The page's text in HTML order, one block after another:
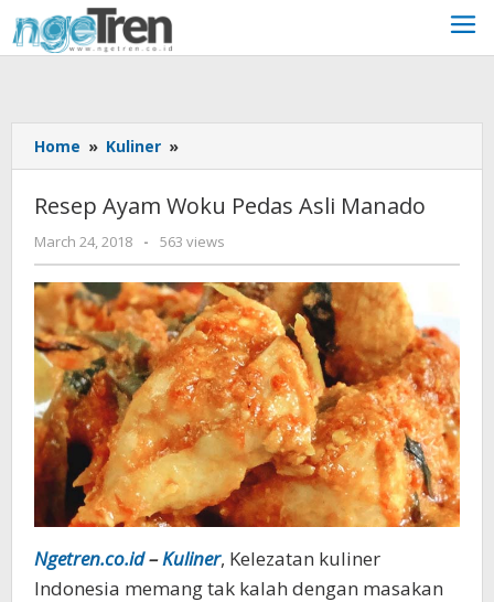
to
content
Home » Kuliner »
Ayam
Pedas
Asli
Manado
Resep Ayam Woku Pedas Asli Manado
March 24, 2018
by
unni
- 563 views
Ngetren.co.id–Kuliner, Kelezatan kuliner
Indonesia memang tak kalah dengan masakan